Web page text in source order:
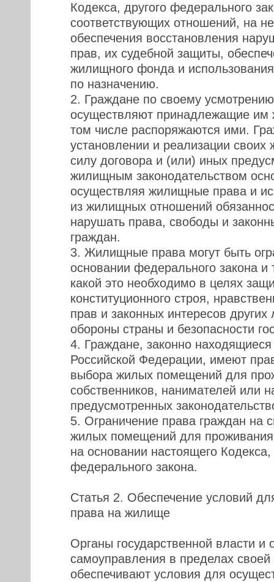
Кодекса, другого федерального
соответствующих отношений, на
обеспечения восстановления
прав, их судебной защиты,
жилищного фонда и
по назначению.
2. Граждане по своему
осуществляют принадлежащие
том числе распоряжаются ими.
установлении и реализации
силу договора и (или) иных
жилищным законодательством
осуществляя жилищные права и
из жилищных отношений
нарушать права, свободы и
граждан.
3. Жилищные права могут быть
основании федерального закона и
какой это необходимо в целях
конституционного строя,
прав и законных интересов других
обороны страны и безопасности
4. Граждане, законно находящиеся
Российской Федерации, имеют
выбора жилых помещений для
собственников, нанимателей или
предусмотренных
5. Ограничение права граждан на
жилых помещений для проживания
на основании настоящего Кодекса,
федерального закона.
Статья 2. Обеспечение условий
права на жилище
Органы государственной власти и
самоуправления в пределах своей
обеспечивают условия для